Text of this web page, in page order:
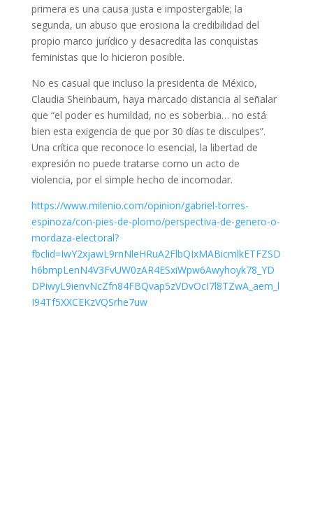
primera es una causa justa e impostergable; la
segunda, un abuso que erosiona la credibilidad del
propio marco jurídico y desacredita las conquistas
feministas que lo hicieron posible.
No es casual que incluso la presidenta de México,
Claudia Sheinbaum, haya marcado distancia al señalar
que “el poder es humildad, no es soberbia… no está
bien esta exigencia de que por 30 días te disculpes”.
Una crítica que reconoce lo esencial, la libertad de
expresión no puede tratarse como un acto de
violencia, por el simple hecho de incomodar.
https://www.milenio.com/opinion/gabriel-torres-
espinoza/con-pies-de-plomo/perspectiva-de-genero-o-
mordaza-electoral?
fbclid=IwY2xjawL9rnNleHRuA2FlbQIxMABicmlkETFZSD
h6bmpLenN4V3FvUW0zAR4ESxiWpw6Awyhoyk78_YD
DPiwyL9ienvNcZfn84FBQvap5zVDvOcI7l8TZwA_aem_l
I94Tf5XXCEKzVQSrhe7uw